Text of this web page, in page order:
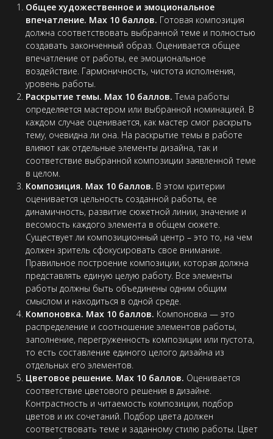
Общее художественное и эмоциональное
впечатление. Max 10 баллов. Готовая композиция
должна соответствовать выбранной теме и полностью
создавать законченный образ. Оценивается общее
впечатление от работы, ее эмоциональное
воздействие. Гармоничность, чистота исполнения,
уровень работы.
Раскрытие темы. Max 10 баллов. Тема работы
определяется мастером или выбранной номинацией. В
каждом случае оценивается, как мастер смог раскрыть
тему, очевидна ли она. На раскрытие темы в работе
влияют как отдельные элементы дизайна, так и
соответствие выбранной композиции заявленной теме
в целом.
Композиция. Max 10 баллов. В этом критерии
оценивается цельность созданной работы, ее
динамичность, развитие сюжетной линии, значение и
весомость каждого элемента в общем сюжете.
Существует ли композиционный центр – это то, на чем
должен зритель сфокусировать свое внимание.
Правильное построение композиции, которая должна
представлять единую целую работу. Все элементы
работы должны быть объединены одним общим
смыслом и находиться в одной среде.
Компоновка. Max 10 баллов. Компоновка — это
распределение и соотношение элементов работы,
заполнение, перегруженность композиции или пустота,
то есть составление единого целого дизайна из
отдельных его элементов.
Цветовое решение. Max 10 баллов. Оценивается
соответствие цветового решения в дизайне.
Контрастность и читаемость композиции, подбор
цветов и их сочетаний. Подбор цвета должен
соответствовать теме и заданному стилю работы. Цвет